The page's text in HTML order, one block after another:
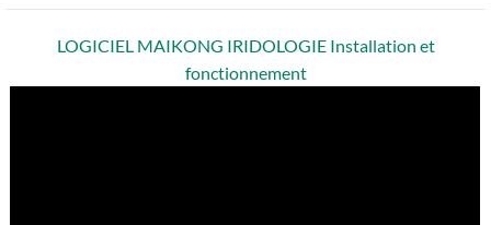
LOGICIEL MAIKONG IRIDOLOGIE Installation et
fonctionnement